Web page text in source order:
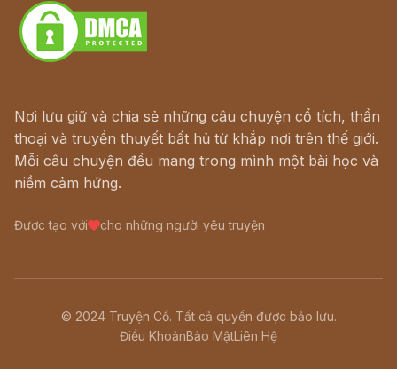
Nơi lưu giữ và chia sẻ những câu chuyện cổ tích, thần
thoại và truyền thuyết bất hủ từ khắp nơi trên thế giới.
Mỗi câu chuyện đều mang trong mình một bài học và
niềm cảm hứng.
Được tạo với cho những người yêu truyện
© 2024 Truyện Cổ. Tất cả quyền được bảo lưu.
Điều KhoảnBảo MậtLiên Hệ